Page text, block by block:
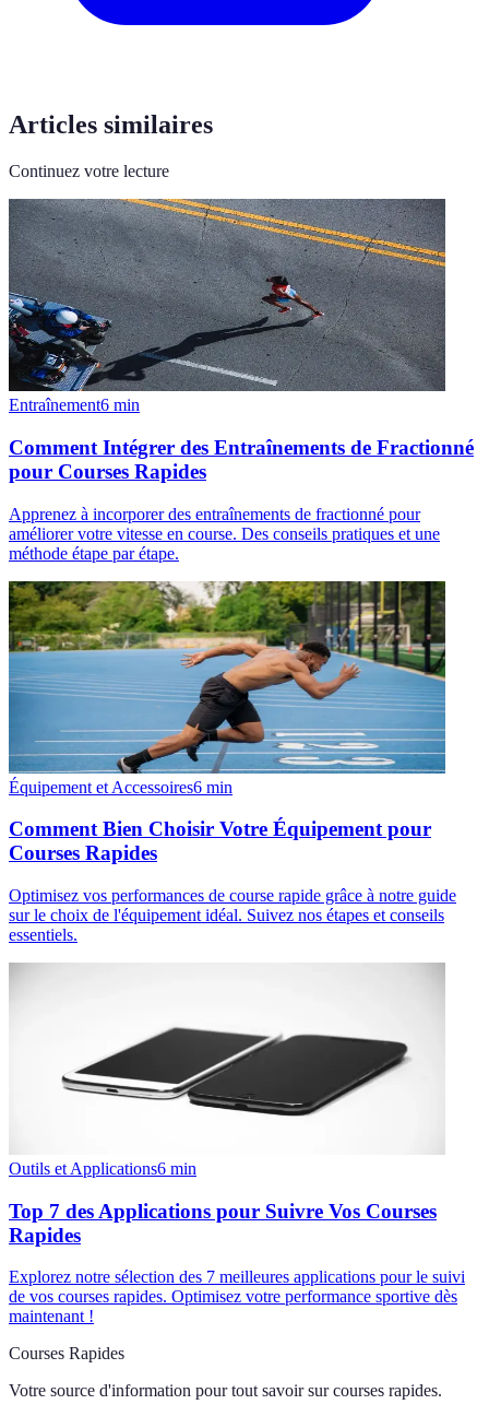
Articles similaires
Continuez votre lecture
Entraînement6 min
Comment Intégrer des Entraînements de Fractionné
pour Courses Rapides
Apprenez à incorporer des entraînements de fractionné pour
améliorer votre vitesse en course. Des conseils pratiques et une
méthode étape par étape.
Équipement et Accessoires6 min
Comment Bien Choisir Votre Équipement pour
Courses Rapides
Optimisez vos performances de course rapide grâce à notre guide
sur le choix de l'équipement idéal. Suivez nos étapes et conseils
essentiels.
Outils et Applications6 min
Top 7 des Applications pour Suivre Vos Courses
Rapides
Explorez notre sélection des 7 meilleures applications pour le suivi
de vos courses rapides. Optimisez votre performance sportive dès
maintenant !
Courses Rapides
Votre source d'information pour tout savoir sur courses rapides.